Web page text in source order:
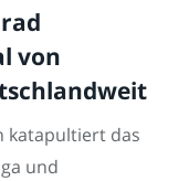
von
katapultiert das
und